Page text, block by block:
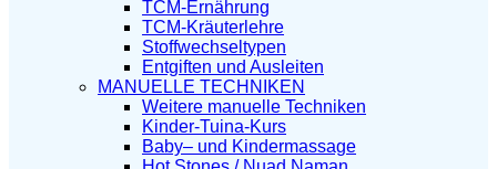
TCM-Ernährung
TCM-Kräuterlehre
Stoffwechseltypen
Entgiften und Ausleiten
MANUELLE TECHNIKEN
Weitere manuelle Techniken
Kinder-Tuina-Kurs
Baby– und Kindermassage